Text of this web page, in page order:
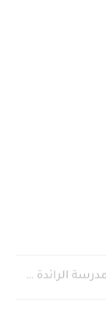
دروس التعليم الصريح المدرسة الرائدة 2024/2025 enseignement explicite